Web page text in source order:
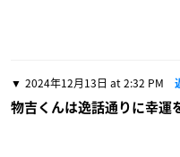
2024年12月13日 at 2:32 PM
物吉くんは逸話通りに幸運